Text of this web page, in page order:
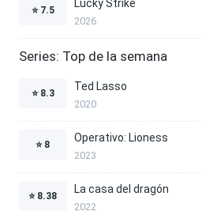
⭐ 7.5
Lucky Strike
2026
Series: Top de la semana
⭐ 8.3
Ted Lasso
2020
⭐ 8
Operativo: Lioness
2023
⭐ 8.38
La casa del dragón
2022